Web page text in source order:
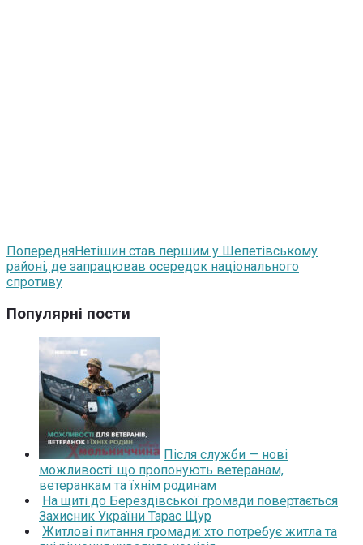
ПопередняНетішин став першим у Шепетівському
районі, де запрацював осередок національного
спротиву
Популярні пости
Після служби — нові
можливості: що пропонують ветеранам,
ветеранкам та їхнім родинам
На щиті до Берездівської громади повертається
Захисник України Тарас Щур
Житлові питання громади: хто потребує житла та